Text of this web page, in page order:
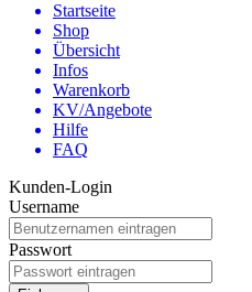
Startseite
Shop
Übersicht
Infos
Warenkorb
KV/Angebote
Hilfe
FAQ
Kunden-Login
Username
Passwort